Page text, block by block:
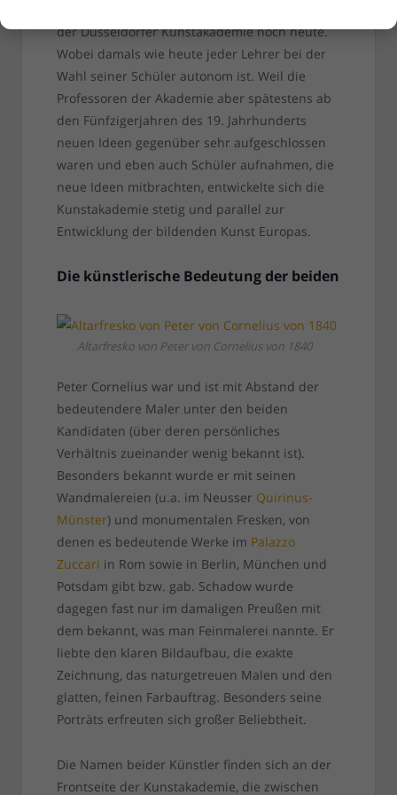
der Düsseldorfer Kunstakademie noch heute.
Wobei damals wie heute jeder Lehrer bei der
Wahl seiner Schüler autonom ist. Weil die
Professoren der Akademie aber spätestens ab
den Fünfzigerjahren des 19. Jahrhunderts
neuen Ideen gegenüber sehr aufgeschlossen
waren und eben auch Schüler aufnahmen, die
neue Ideen mitbrachten, entwickelte sich die
Kunstakademie stetig und parallel zur
Entwicklung der bildenden Kunst Europas.
Die künstlerische Bedeutung der beiden
Altarfresko von Peter von Cornelius von 1840
Peter Cornelius war und ist mit Abstand der
bedeutendere Maler unter den beiden
Kandidaten (über deren persönliches
Verhältnis zueinander wenig bekannt ist).
Besonders bekannt wurde er mit seinen
Wandmalereien (u.a. im Neusser Quirinus-
Münster) und monumentalen Fresken, von
denen es bedeutende Werke im Palazzo
Zuccari in Rom sowie in Berlin, München und
Potsdam gibt bzw. gab. Schadow wurde
dagegen fast nur im damaligen Preußen mit
dem bekannt, was man Feinmalerei nannte. Er
liebte den klaren Bildaufbau, die exakte
Zeichnung, das naturgetreuen Malen und den
glatten, feinen Farbauftrag. Besonders seine
Porträts erfreuten sich großer Beliebtheit.
Die Namen beider Künstler finden sich an der
Frontseite der Kunstakademie, die zwischen